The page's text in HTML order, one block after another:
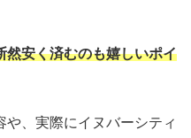
然安く済むのも嬉しいポイ
、実際にイヌバーシティ